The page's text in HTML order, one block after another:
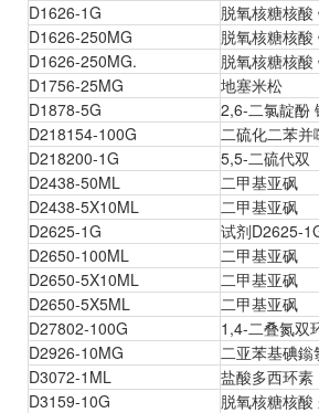
D1626-1G
脱氧核糖核
D1626-250MG
脱氧核糖核
D1626-250MG.
脱氧核糖核
D1756-25MG
地塞米松
D1878-5G
2,6-二氯靛酚
D218154-100G
二硫化二苯并
D218200-1G
5,5-二硫代双
D2438-50ML
二甲基亚砜
D2438-5X10ML
二甲基亚砜
D2625-1G
试剂D2625-
D2650-100ML
二甲基亚砜
D2650-5X10ML
二甲基亚砜
D2650-5X5ML
二甲基亚砜
D27802-100G
1,4-二叠氮双
D2926-10MG
二亚苯基碘鎓
D3072-1ML
盐酸多西环素
D3159-10G
脱氧核糖核